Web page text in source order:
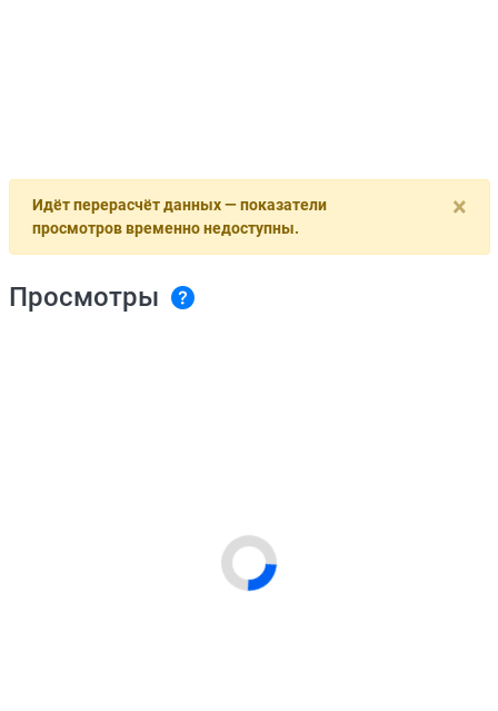
×
Идёт перерасчёт данных — показатели
просмотров временно недоступны.
Просмотры